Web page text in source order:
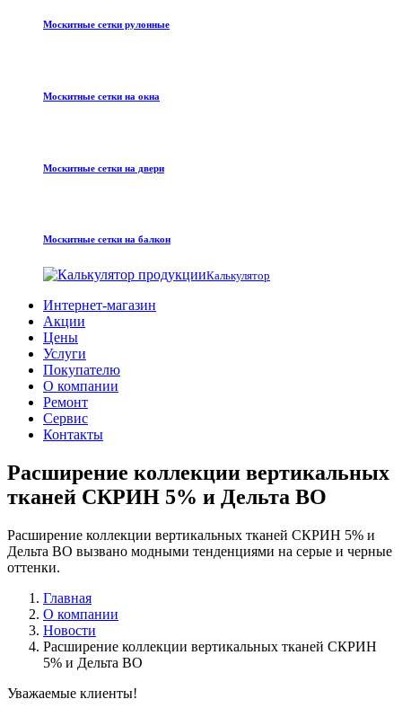
Москитные сетки рулонные
Москитные сетки на окна
Москитные сетки на двери
Москитные сетки на балкон
Калькулятор
Интернет-магазин
Акции
Цены
Услуги
Покупателю
О компании
Ремонт
Сервис
Контакты
Расширение коллекции вертикальных
тканей СКРИН 5% и Дельта BO
Расширение коллекции вертикальных тканей СКРИН 5% и
Дельта BO вызвано модными тенденциями на серые и черные
оттенки.
Главная
О компании
Новости
Расширение коллекции вертикальных тканей СКРИН
5% и Дельта BO
Уважаемые клиенты!